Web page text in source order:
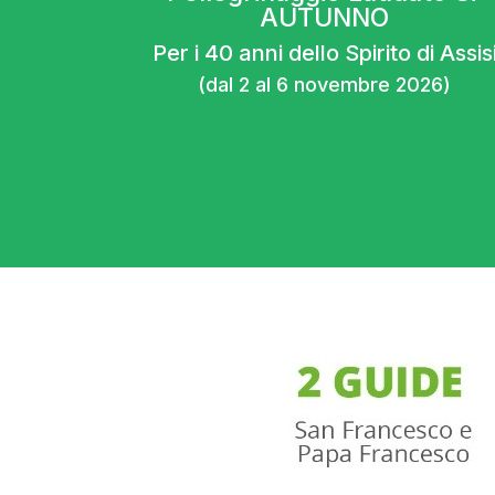
AUTUNNO
Per i 40 anni dello Spirito di
(dal 2 al 6 novembre 2026)